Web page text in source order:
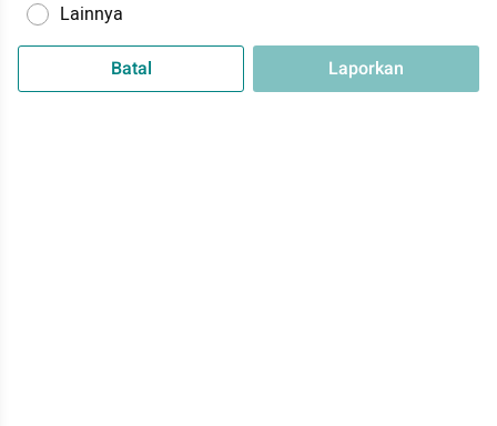
Lainnya
Batal Laporkan